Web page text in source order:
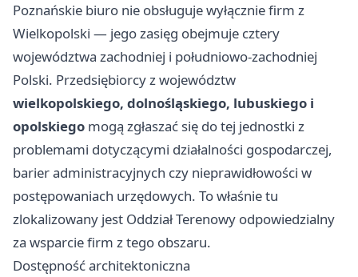
Poznańskie biuro nie obsługuje wyłącznie firm z
Wielkopolski — jego zasięg obejmuje cztery
województwa zachodniej i południowo-zachodniej
Polski. Przedsiębiorcy z województw
wielkopolskiego, dolnośląskiego, lubuskiego i
opolskiego mogą zgłaszać się do tej jednostki z
problemami dotyczącymi działalności gospodarczej,
barier administracyjnych czy nieprawidłowości w
postępowaniach urzędowych. To właśnie tu
zlokalizowany jest Oddział Terenowy odpowiedzialny
za wsparcie firm z tego obszaru.
Dostępność architektoniczna